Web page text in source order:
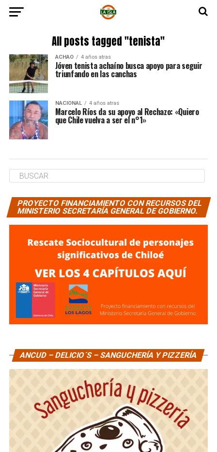
All posts tagged "tenista"
ACHAO 4 años atras
Jóven tenista achaíno busca apoyo para seguir
triunfando en las canchas
NACIONAL 4 años atras
Marcelo Ríos da su apoyo al Rechazo: «Quiero
que Chile vuelva a ser el n°1»
PROYECTO FINANCIAMIENTO CON RECURSOS DEL
MINISTERIO SECRETARÍA GENERAL DE GOBIERNO.
ANCUD – DELICIO´S – SANGUCHERÍA Y PIZZERÍA